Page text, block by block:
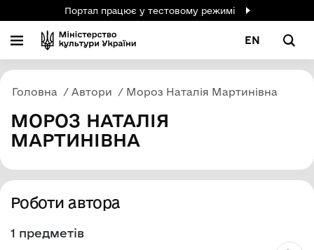
Портал працює у тестовому режимі
EN
Головна Автори Мороз Наталія Мартинівна
МОРОЗ НАТАЛІЯ
МАРТИНІВНА
Роботи автора
1 предметів